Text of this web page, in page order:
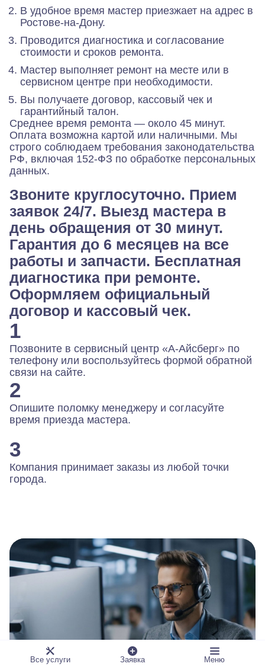
В удобное время мастер приезжает на адрес в
Ростове-на-Дону.
Проводится диагностика и согласование
стоимости и сроков ремонта.
Мастер выполняет ремонт на месте или в
сервисном центре при необходимости.
Вы получаете договор, кассовый чек и
гарантийный талон.
Среднее время ремонта — около 45 минут.
Оплата возможна картой или наличными. Мы
строго соблюдаем требования законодательства
РФ, включая 152-ФЗ по обработке персональных
данных.
Звоните круглосуточно. Прием
заявок 24/7. Выезд мастера в
день обращения от 30 минут.
Гарантия до 6 месяцев на все
работы и запчасти. Бесплатная
диагностика при ремонте.
Оформляем официальный
договор и кассовый чек.
1
Позвоните в сервисный центр «А-Айсберг» по
телефону или воспользуйтесь формой обратной
связи на сайте.
2
Опишите поломку менеджеру и согласуйте
время приезда мастера.
3
Компания принимает заказы из любой точки
города.
Все услуги Заявка Меню